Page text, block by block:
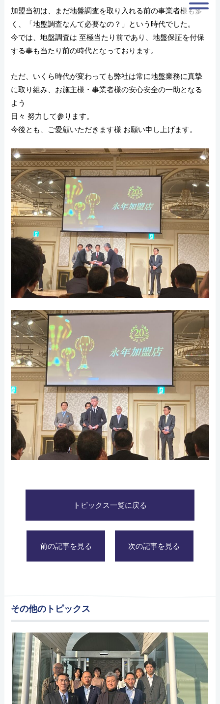
加盟当初は、まだ地盤調査を取り入れる前の事業者様も多
く、「地盤調査なんて必要なの？」という時代でした。
今では、地盤調査は 至極当たり前であり、地盤保証を付保
する事も当たり前の時代となっております。
ただ、いくら時代が変わっても弊社は常に地盤業務に真摯
に取り組み、お施主様・事業者様の安心安全の一助となる
よう
日々 努力して参ります。
今後とも、ご愛顧いただきます様 お願い申し上げます。
前の記事を見る
トピックス一覧に戻る
次の記事を見る
その他のトピックス